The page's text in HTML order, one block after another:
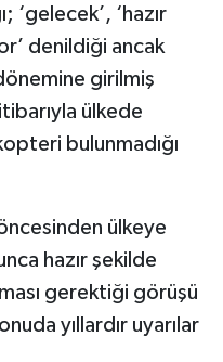
‘gelecek’, ‘hazır
denildiği ancak
girilmiş
ülkede
bulunmadığı
ülkeye
hazır şekilde
gerektiği görüşü
yıllardır uyarılar